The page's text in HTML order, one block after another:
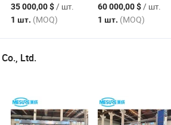
35 000,00 $/ шт.
1 шт. (MOQ)
60 000,00 $/ шт.
1 шт. (MOQ)
Co., Ltd.